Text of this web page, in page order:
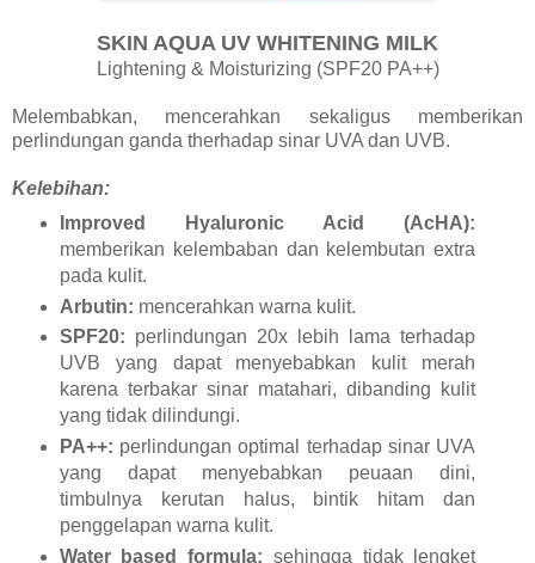
SKIN AQUA UV WHITENING MILK
Lightening & Moisturizing (SPF20 PA++)
Melembabkan, mencerahkan sekaligus memberikan
perlindungan ganda therhadap sinar UVA dan UVB.
Kelebihan:
Improved Hyaluronic Acid (AcHA):
memberikan kelembaban dan kelembutan extra
pada kulit.
Arbutin: mencerahkan warna kulit.
SPF20: perlindungan 20x lebih lama terhadap
UVB yang dapat menyebabkan kulit merah
karena terbakar sinar matahari, dibanding kulit
yang tidak dilindungi.
PA++: perlindungan optimal terhadap sinar UVA
yang dapat menyebabkan peuaan dini,
timbulnya kerutan halus, bintik hitam dan
penggelapan warna kulit.
Water based formula: sehingga tidak lengket